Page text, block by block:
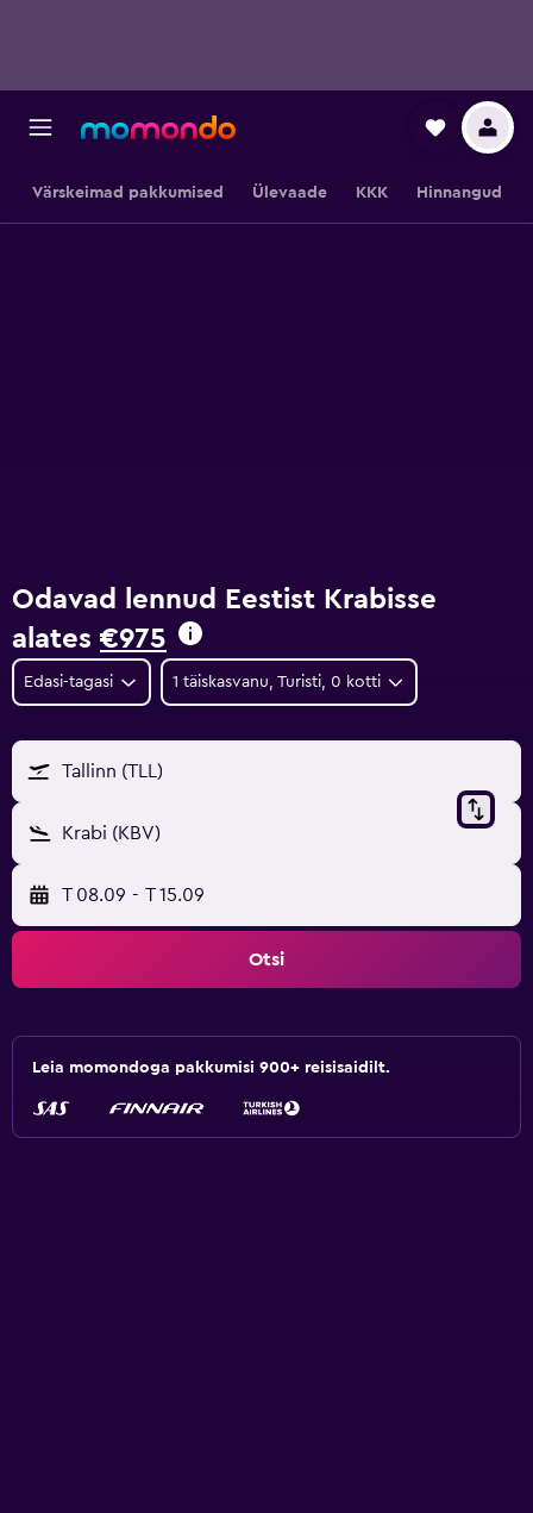
Värskeimad pakkumised Ülevaade KKK Hinnangud
Odavad lennud Eestist Krabisse
alates €975
Edasi-tagasi 1 täiskasvanu, Turisti, 0 kotti
Tallinn (TLL)
Krabi (KBV)
T 08.09 - T 15.09
Otsi
Leia momondoga pakkumisi 900+ reisisaidilt.